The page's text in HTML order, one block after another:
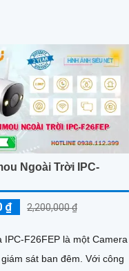
Ngoài Trời IPC-
₫ 2,200,000 ₫
IPC-F26FEP là một Camera
sát ban đêm. Với công